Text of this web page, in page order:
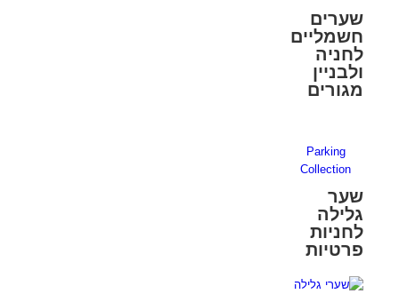
שערים
חשמליים
לחניה
ולבניין
מגורים
Parking
Collection
שער
גלילה
לחניות
פרטיות